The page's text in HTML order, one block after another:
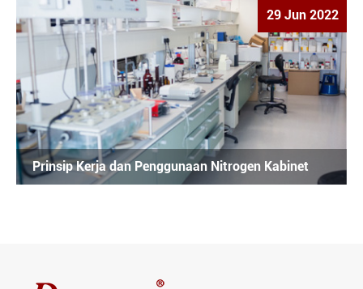
29 Jun 2022
Prinsip Kerja dan Penggunaan Nitrogen Kabinet